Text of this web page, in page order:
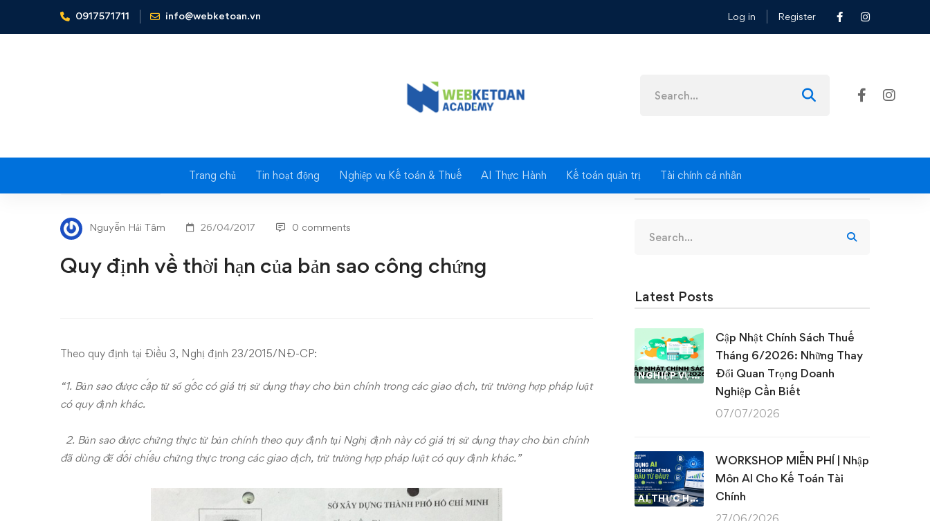
0917571711 info@webketoan.vn Log in Register
for:
Trang chủ Tin hoạt động Nghiệp vụ Kế toán & Thuế AI Thực Hành Kế toán quản trị Tài chính cá nhân
Home Tin tức - Sự kiện Quy định về thời hạn của bản sao công chứng
Quy
định
về
thời
của
bản
sao
công
chứng
Nguyễn Hải Tâm 26/04/2017 0 comments
Quy định về thời hạn của bản sao công chứng
Theo quy định tại Điều 3, Nghị định 23/2015/NĐ-CP:
“1. Bản sao được cấp từ sổ gốc có giá trị sử dụng thay cho bản chính trong các giao dịch, trừ trường hợp pháp luật
có quy định khác.
2. Bản sao được chứng thực từ bản chính theo quy định tại Nghị định này có giá trị sử dụng thay cho bản chính
đã dùng để đối chiếu chứng thực trong các giao dịch, trừ trường hợp pháp luật có quy định khác.”
for:
Latest Posts
NGHIỆP VỤ KẾ TOÁN & THUẾ
Cập Nhật Chính Sách Thuế
Tháng 6/2026: Những Thay
Đổi Quan Trọng Doanh
Nghiệp Cần Biết
07/07/2026
AI THỰC HÀNH
WORKSHOP MIỄN PHÍ | Nhập
Môn AI Cho Kế Toán Tài
Chính